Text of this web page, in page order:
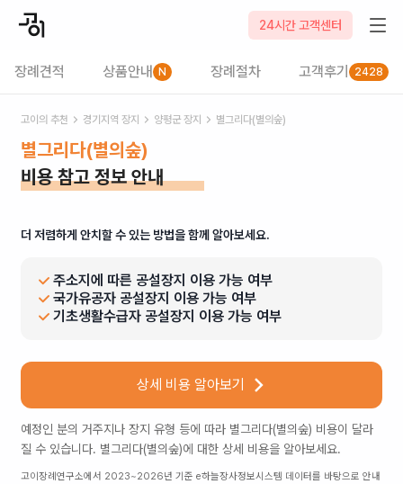
24시간 고객센터
장례견적 상품안내 N 장례절차 고객후기 2428
고이의 추천 경기 지역 장지 양평군 장지 별그리다(별의숲)
별그리다(별의숲)
비용 참고 정보 안내
더 저렴하게 안치할 수 있는 방법을 함께 알아보세요.
주소지에 따른 공설장지 이용 가능 여부
국가유공자 공설장지 이용 가능 여부
기초생활수급자 공설장지 이용 가능 여부
상세 비용 알아보기
예정인 분의 거주지나 장지 유형 등에 따라 별그리다(별의숲) 비용이 달라
질 수 있습니다. 별그리다(별의숲)에 대한 상세 비용을 알아보세요.
고이장례연구소에서 2023~2026년 기준 e하늘장사정보시스템 데이터를 바탕으로 안내